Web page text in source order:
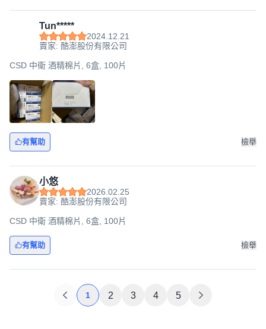
Tun*****
2024.12.21
賣家: 酷澎股份有限公司
CSD 中衛 酒精棉片, 6盒, 100片
有幫助 檢舉
小悠
2026.02.25
賣家: 酷澎股份有限公司
CSD 中衛 酒精棉片, 6盒, 100片
有幫助 檢舉
1 2 3 4 5